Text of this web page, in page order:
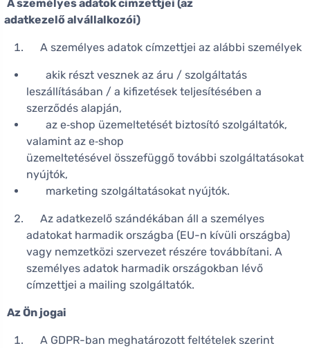
A személyes adatok címzettjei (az
adatkezelő alvállalkozói)
A személyes adatok címzettjei az alábbi személyek
akik részt vesznek az áru / szolgáltatás
leszállításában / a kifizetések teljesítésében a
szerződés alapján,
az e‑shop üzemeltetését biztosító szolgáltatók,
valamint az e‑shop
üzemeltetésével összefüggő további szolgáltatásokat
nyújtók,
marketing szolgáltatásokat nyújtók.
Az adatkezelő szándékában áll a személyes
adatokat harmadik országba (EU-n kívüli országba)
vagy nemzetközi szervezet részére továbbítani. A
személyes adatok harmadik országokban lévő
címzettjei a mailing szolgáltatók.
Az Ön jogai
A GDPR-ban meghatározott feltételek szerint